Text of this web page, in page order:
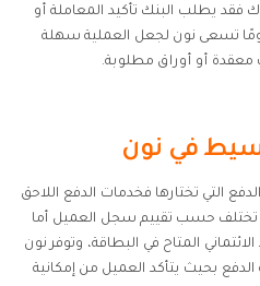
فقد يطلب البنك تأكيد المعاملة أو
تسعى نون لجعل العملية سهلة
معقدة أو أوراق مطلوبة.
في نون
التي تختارها فخدمات الدفع اللاحق
تختلف حسب تقييم سجل العميل أما
المتاح في البطاقة، وتوفر نون
بحيث يتأكد العميل من إمكانية